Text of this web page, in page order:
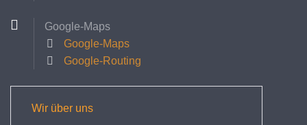
Google-Maps
Google-Maps
Google-Routing
Wir über uns